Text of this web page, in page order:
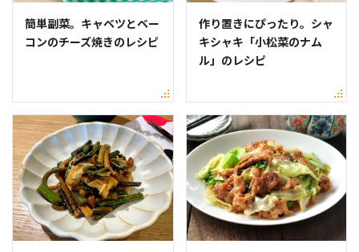
簡単副菜。キャベツとベー
コンのチーズ焼きのレシピ
作り置きにぴったり。シャ
キシャキ「小松菜のナム
ル」のレシピ